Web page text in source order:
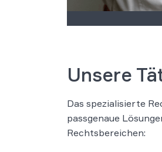
Unsere
Das spezialisierte
passgenaue
Rechtsbereichen: